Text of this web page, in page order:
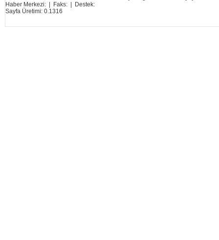
Haber Merkezi: | Faks: | Destek:
Sayfa Üretimi: 0.1316